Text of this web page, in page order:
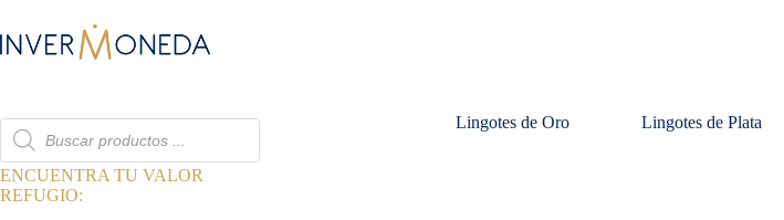
contenido
Búsqueda
de
productos
Lingotes de Oro Lingotes de Plata
ENCUENTRA TU VALOR
REFUGIO: